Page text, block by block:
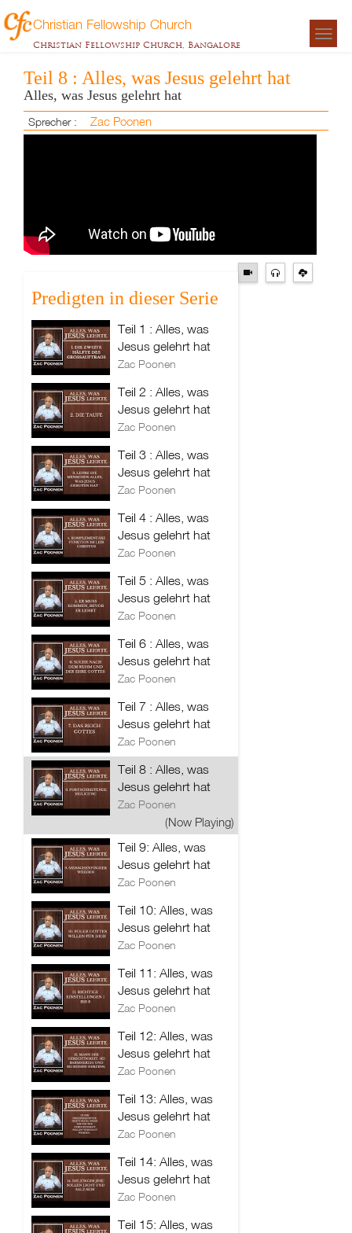
Christian Fellowship Church
Christian Fellowship Church, Bangalore
Teil 8 : Alles, was Jesus gelehrt hat
Alles, was Jesus gelehrt hat
Sprecher : Zac Poonen
Predigten in dieser Serie
Teil 1 : Alles, was
Jesus gelehrt hat
Zac Poonen
Teil 2 : Alles, was
Jesus gelehrt hat
Zac Poonen
Teil 3 : Alles, was
Jesus gelehrt hat
Zac Poonen
Teil 4 : Alles, was
Jesus gelehrt hat
Zac Poonen
Teil 5 : Alles, was
Jesus gelehrt hat
Zac Poonen
Teil 6 : Alles, was
Jesus gelehrt hat
Zac Poonen
Teil 7 : Alles, was
Jesus gelehrt hat
Zac Poonen
Teil 8 : Alles, was
Jesus gelehrt hat
Zac Poonen
(Now Playing)
Teil 9: Alles, was
Jesus gelehrt hat
Zac Poonen
Teil 10: Alles, was
Jesus gelehrt hat
Zac Poonen
Teil 11: Alles, was
Jesus gelehrt hat
Zac Poonen
Teil 12: Alles, was
Jesus gelehrt hat
Zac Poonen
Teil 13: Alles, was
Jesus gelehrt hat
Zac Poonen
Teil 14: Alles, was
Jesus gelehrt hat
Zac Poonen
Teil 15: Alles, was